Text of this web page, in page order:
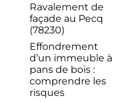
Ravalement de
façade au Pecq
(78230)
Effondrement
d’un immeuble à
pans de bois :
comprendre les
risques